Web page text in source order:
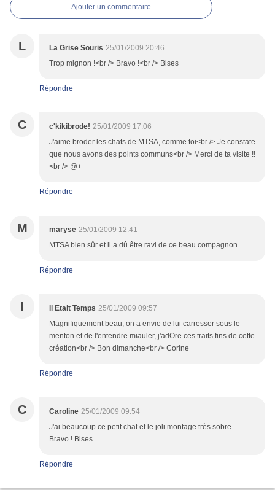
Ajouter un commentaire
L La Grise Souris 25/01/2009 20:46
Trop mignon !<br /> Bravo !<br /> Bises
Répondre
C c'kikibrode! 25/01/2009 17:06
J'aime broder les chats de MTSA, comme toi<br /> Je constate
que nous avons des points communs<br /> Merci de ta visite !!
<br /> @+
Répondre
M maryse 25/01/2009 12:41
MTSA bien sûr et il a dû être ravi de ce beau compagnon
Répondre
I Il Etait Temps 25/01/2009 09:57
Magnifiquement beau, on a envie de lui carresser sous le
menton et de l'entendre miauler, j'adOre ces traits fins de cette
création<br /> Bon dimanche<br /> Corine
Répondre
C Caroline 25/01/2009 09:54
J'ai beaucoup ce petit chat et le joli montage très sobre ...
Bravo ! Bises
Répondre